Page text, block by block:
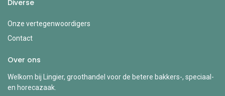
Diverse
Onze vertegenwoordigers
Contact
Over ons
Welkom bij Lingier, groothandel voor de betere bakkers-, speciaal-
en horecazaak.